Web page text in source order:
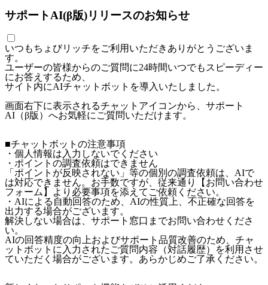
サポートAI(β版)リリースのお知らせ
いつもちょびリッチをご利用いただきありがとうございま
す。
ユーザーの皆様からのご質問に24時間いつでもスピーディー
にお答えするため、
サイト内にAIチャットボットを導入いたしました。
画面右下に表示されるチャットアイコンから、サポート
AI（β版）へお気軽にご質問いただけます。
■チャットボットの注意事項
・個人情報は入力しないでください
・ポイントの調査依頼はできません
「ポイントが反映されない」等の個別の調査依頼は、AIで
は対応できません。お手数ですが、従来通り【お問い合わせ
フォーム】より必要事項を添えてご依頼ください。
・AIによる自動回答のため、AIの性質上、不正確な回答を
出力する場合がございます。
解決しない場合は、サポート窓口までお問い合わせくださ
い。
AIの回答精度の向上およびサポート品質改善のため、チャ
ットボットに入力されたご質問内容（対話履歴）を利用させ
ていただく場合がございます。あらかじめご了承ください。